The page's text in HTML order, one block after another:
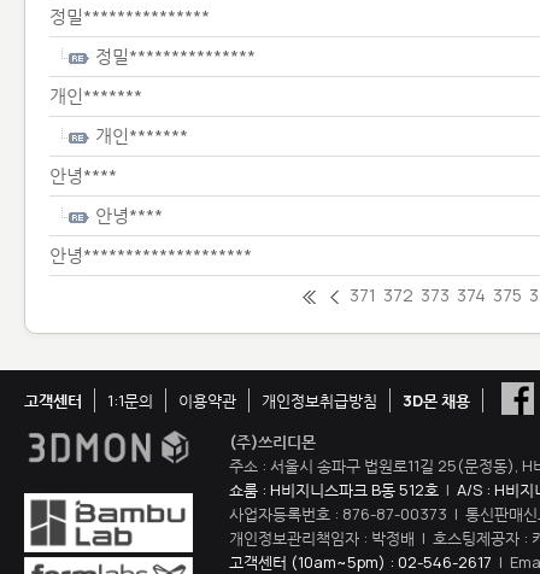
정밀***************
정밀***************
개인*******
개인*******
안녕****
안녕****
안녕********************
371 372 373 374 375
고객센터 1:1문의 이용약관 개인정보취급방침
3D몬 채용
(주)쓰리디몬
주소 : 서울시 송파구 법원로11길 25(문정동),
쇼룸 : H비지니스파크 B동 512호 | A/S : H비지
사업자등록번호 : 876-87-00373 | 통신판매
개인정보관리책임자 : 박정배 | 호스팅제공자 :
고객센터 (10am~5pm) : 02-546-2617 |